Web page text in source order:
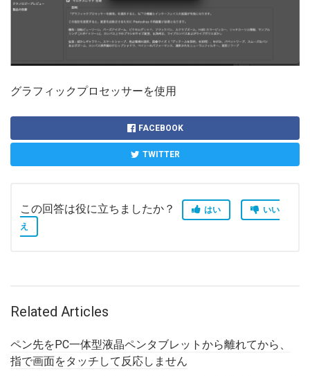
グラフィックプロセッサーを使用
FACEBOOK
TWITTER
この回答は役に立ちましたか？ はい
いい
え
Related Articles
ペン先をPC一体型液晶ペンタブレットから離れてから、
指で画面をタッチして反応しません